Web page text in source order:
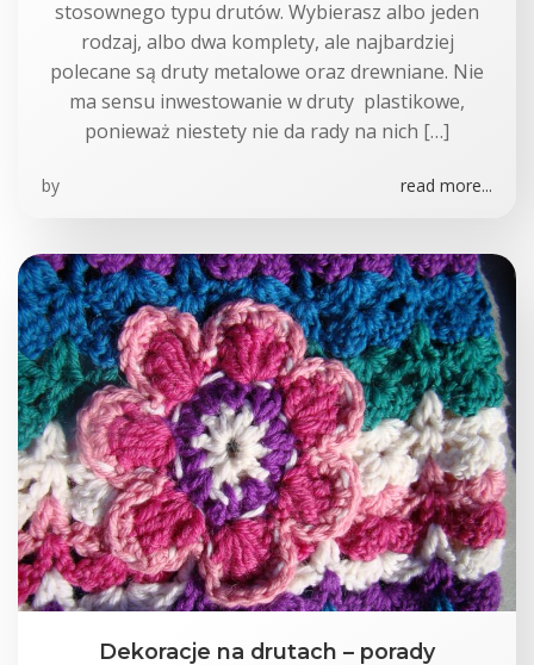
stosownego typu drutów. Wybierasz albo jeden
rodzaj, albo dwa komplety, ale najbardziej
polecane są druty metalowe oraz drewniane. Nie
ma sensu inwestowanie w druty plastikowe,
ponieważ niestety nie da rady na nich […]
by read more...
Dekoracje na drutach – porady